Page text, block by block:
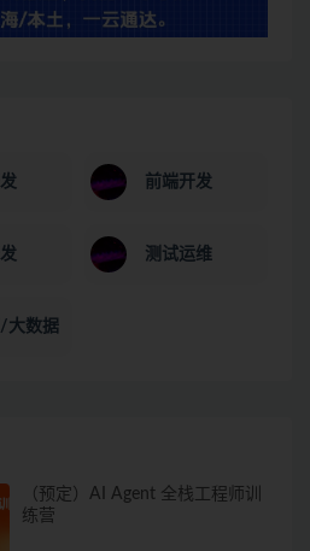
前端开发
测试运维
大数据
（预定）AI Agent 全栈工程师训
练营